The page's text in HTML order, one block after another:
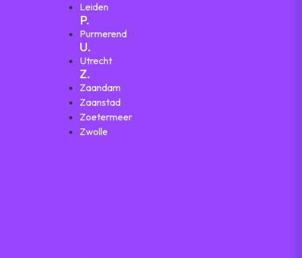
Leiden
P.
Purmerend
U.
Utrecht
Z.
Zaandam
Zaanstad
Zoetermeer
Zwolle